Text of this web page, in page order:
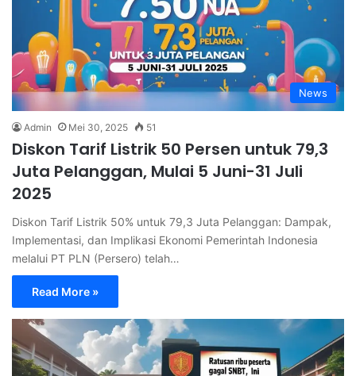
News
Admin Mei 30, 2025 51
Diskon Tarif Listrik 50 Persen untuk 79,3
Juta Pelanggan, Mulai 5 Juni-31 Juli
2025
Diskon Tarif Listrik 50% untuk 79,3 Juta Pelanggan: Dampak,
Implementasi, dan Implikasi Ekonomi Pemerintah Indonesia
melalui PT PLN (Persero) telah…
Read More »